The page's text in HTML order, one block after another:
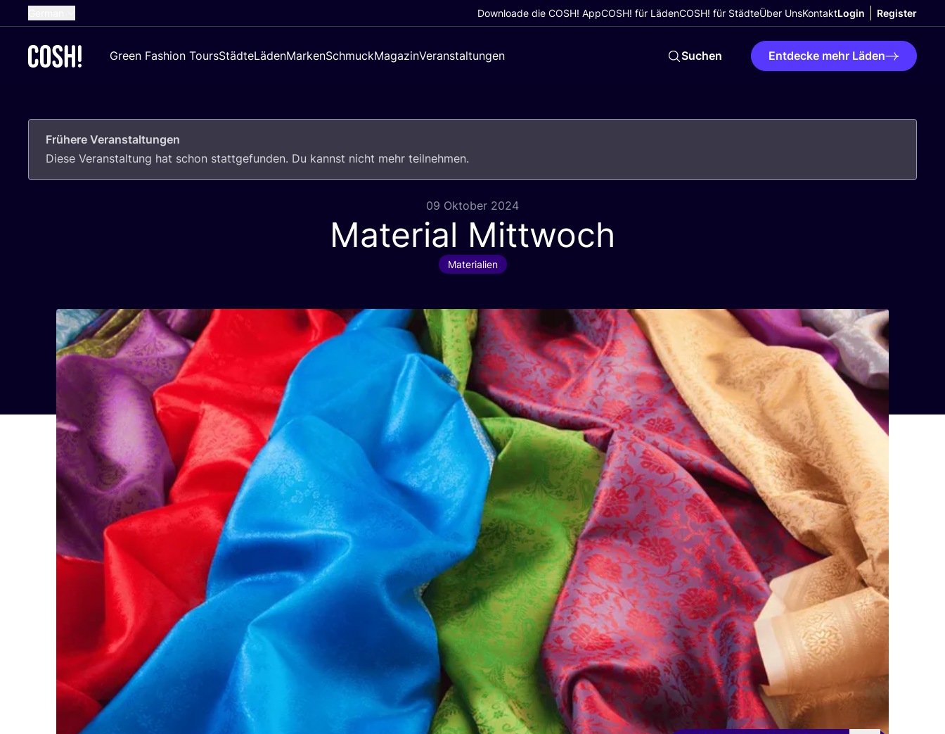
Dutch
Spanish
Croatian
Downloade die COSH! AppCOSH! für LädenCOSH! für StädteÜber UnsKontaktLogin Register
Green Fashion ToursStädteLädenMarkenSchmuckMagazinVeranstaltungen Suchen Entdecke mehr Läden
Frühere Veranstaltungen
Die­se Ver­an­stal­tung hat schon statt­ge­fun­den. Du kannst nicht mehr teilnehmen.
09 Oktober 2024
Material Mittwoch
Materialien